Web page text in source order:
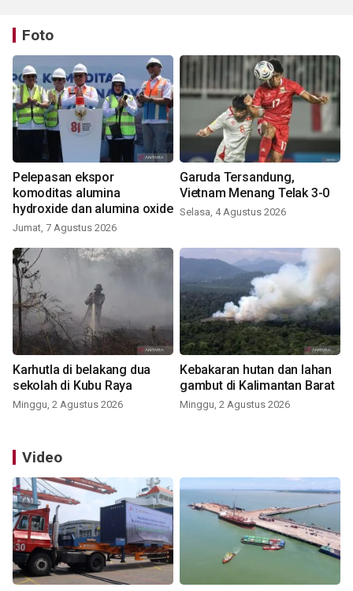
Foto
Pelepasan ekspor
komoditas alumina
hydroxide dan alumina oxide
Jumat, 7 Agustus 2026
Garuda Tersandung,
Vietnam Menang Telak 3-0
Selasa, 4 Agustus 2026
Karhutla di belakang dua
sekolah di Kubu Raya
Minggu, 2 Agustus 2026
Kebakaran hutan dan lahan
gambut di Kalimantan Barat
Minggu, 2 Agustus 2026
Video